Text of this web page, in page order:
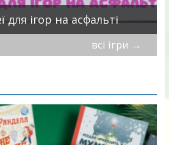
для ігор на асфальті
всі ігри →